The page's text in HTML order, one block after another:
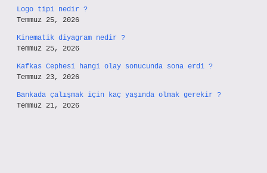
Logo tipi nedir ?
Temmuz 25, 2026
Kinematik diyagram nedir ?
Temmuz 25, 2026
Kafkas Cephesi hangi olay sonucunda sona erdi ?
Temmuz 23, 2026
Bankada çalışmak için kaç yaşında olmak gerekir ?
Temmuz 21, 2026